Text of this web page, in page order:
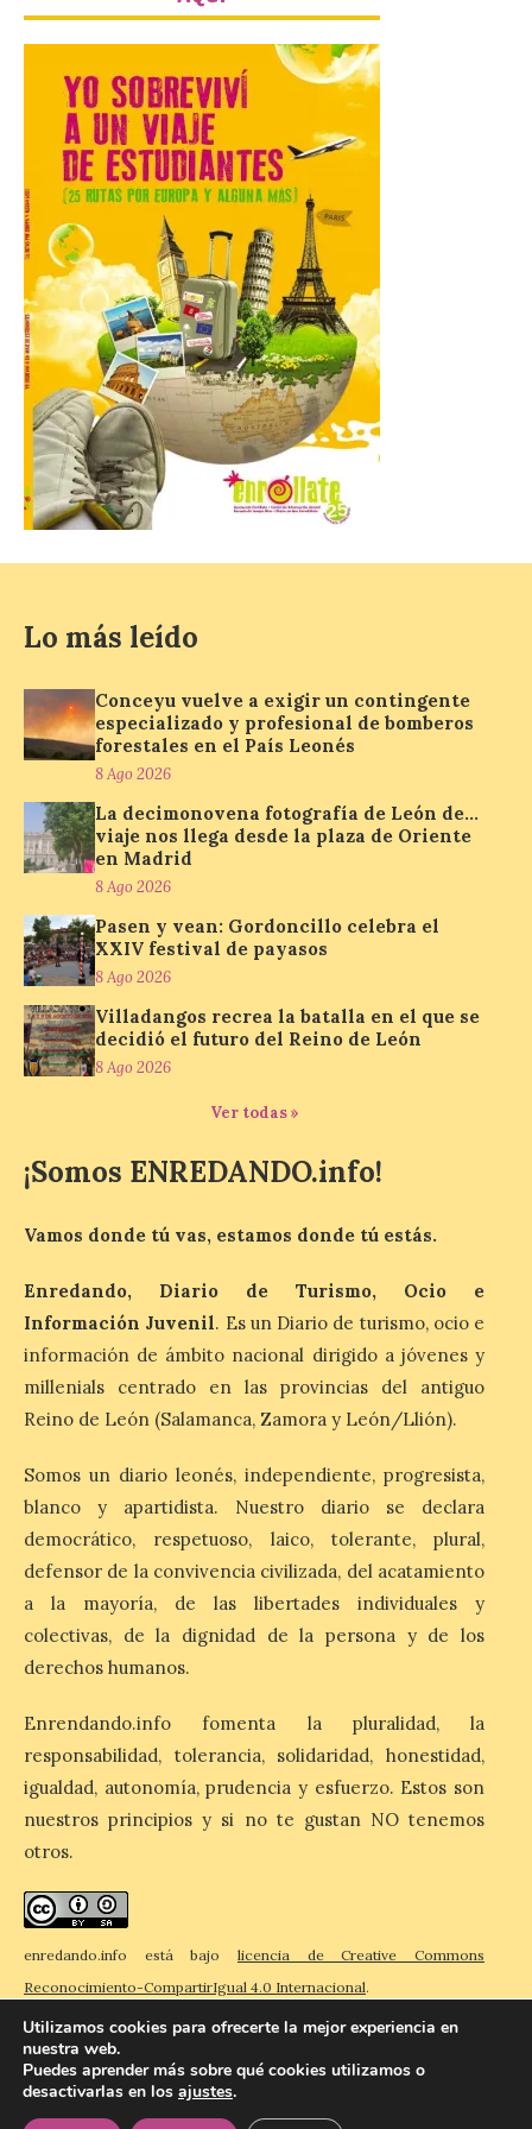
Gijon prohíbe el baño en
San Lorenzo, Poniente y
Arbeyal el día del eclipse a
partir de las 19.00 horas.
8 Ago 2026
Incide en que el eclipse se
verá desde múltiples
puntos de la ciudad, por lo
que no será necesario
desplazarse y se
recomienda no acudir a Gijón/Xixón en
coche ni usarlo ese día. Los accesos a
la Campa Torres y La […]
La decimonovena
fotografía de León de…
viaje nos llega desde la
Madrid
de…viaje. Una iniciativa
organizado por la sección
juvenil de la Asociación
Enróllate, la Asociación
Conceyu País Llionés y el Diario de
Turismo, Ocio e Información para
jóvenes “Enredando.info”. Pilar Aller Aller
nos envía la décimo […]
Los minerales y sus usos
más comunes centran la
nueva exposición del
Museo de la Siderurgia y
la Minería de Sabero
8 Ago 2026
inaugurará el sábado día 8
de agosto a las doce y
durante la ‘Feria de
minerales, rocas y fósiles de Castilla y
mes de noviembre, con […]
La Bañeza inicia sus
fiestas con el pregón a
cargo de Arturo Martínez
El Ayuntamiento de La
Martínez Matilla como
pregonero de las Fiestas
2026. Tendrá lugar este
sábado 8 de agosto a las 21,00 horas en el
comunicador astorgano Arturo Martínez
Matilla, […]
La I Feria de la Cerveza
Artesana de Astorga
acogida del público
con la presencia del
Luis Nieto, que se acercó
hasta la feria acompañado
Lo más leído
Conceyu vuelve a exigir un contingente
especializado y profesional de bomberos
forestales en el País Leonés
8 Ago 2026
La decimonovena fotografía de León de…
viaje nos llega desde la plaza de Oriente
en Madrid
8 Ago 2026
Pasen y vean: Gordoncillo celebra el
XXIV festival de payasos
8 Ago 2026
Villadangos recrea la batalla en el que se
decidió el futuro del Reino de León
8 Ago 2026
Ver todas »
¡Somos ENREDANDO.info!
Vamos donde tú vas, estamos donde tú estás.
Enredando, Diario de Turismo, Ocio e
Información Juvenil. Es un Diario de turismo, ocio e
información de ámbito nacional dirigido a jóvenes y
millenials centrado en las provincias del antiguo
Reino de León (Salamanca, Zamora y León/Llión).
Somos un diario leonés, independiente, progresista,
blanco y apartidista. Nuestro diario se declara
democrático, respetuoso, laico, tolerante, plural,
defensor de la convivencia civilizada, del acatamiento
a la mayoría, de las libertades individuales y
colectivas, de la dignidad de la persona y de los
derechos humanos.
Enrendando.info fomenta la pluralidad, la
responsabilidad, tolerancia, solidaridad, honestidad,
igualdad, autonomía, prudencia y esfuerzo. Estos son
nuestros principios y si no te gustan NO tenemos
otros.
enredando.info está bajo licencia de Creative Commons
Reconocimiento-CompartirIgual 4.0 Internacional.
© 2026 Enredando Política de privacidad
Utilizamos cookies para ofrecerte la mejor experiencia en
nuestra web.
Puedes aprender más sobre qué cookies utilizamos o
desactivarlas en los ajustes.